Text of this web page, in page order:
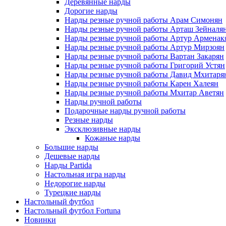
Деревянные нарды
Дорогие нарды
Нарды резные ручной работы Арам Симонян
Нарды резные ручной работы Арташ
Нарды резные ручной работы Артур
Нарды резные ручной работы Артур Мирзоян
Нарды резные ручной работы Вартан Закарян
Нарды резные ручной работы Григорий Устян
Нарды резные ручной работы Давид
Нарды резные ручной работы Карен Халеян
Нарды резные ручной работы Мхитар Аветян
Нарды ручной работы
Подарочные нарды ручной работы
Резные нарды
Эксклюзивные нарды
Кожаные нарды
Большие нарды
Дешевые нарды
Нарды Partida
Настольная игра нарды
Недорогие нарды
Турецкие нарды
Настольный футбол
Настольный футбол Fortuna
Новинки